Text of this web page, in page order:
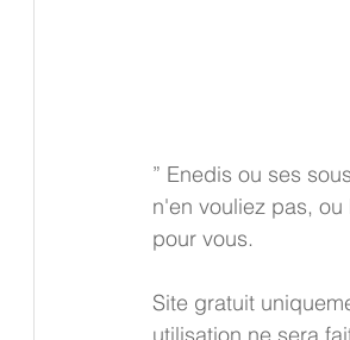
” Enedis ou ses
n'en vouliez pas,
pour vous.
Site gratuit
utilisation ne sera